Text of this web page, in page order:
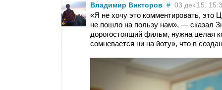
Владимир Викторов # 03 дек’15,
«Я не хочу это комментировать, это
не пошло на пользу нам», — сказал
дорогостоящий фильм, нужна целая
сомневается ни на йоту», что в